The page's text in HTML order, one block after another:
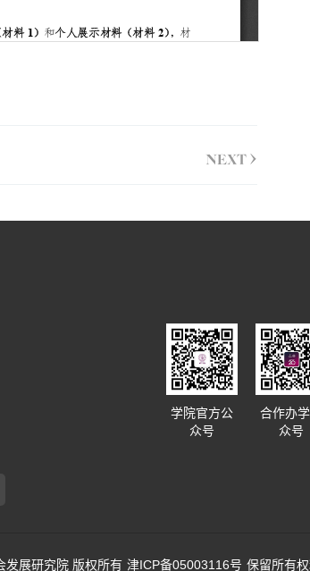
NEXT >
学院官方公
众号
合作办
众号
展研究院 版权所有 津ICP备05003116号 保留所有